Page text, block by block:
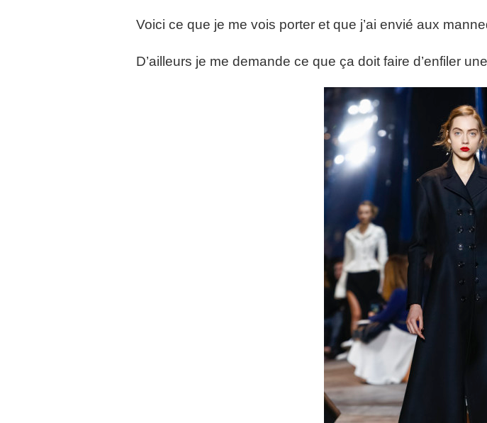
Voici ce que je me vois porter et que j’ai envié aux
D’ailleurs je me demande ce que ça doit faire d’enfiler